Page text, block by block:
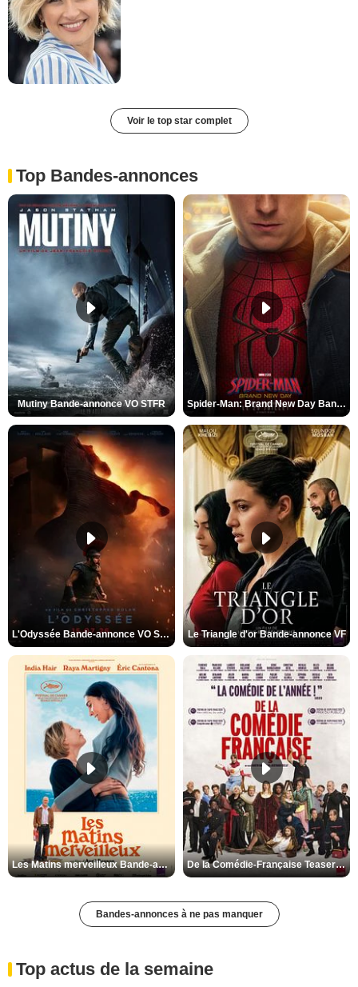
Voir le top star complet
Top Bandes-annonces
Mutiny Bande-annonce VO STFR Spider-Man: Brand New Day Bande-annonce VO STFR
L'Odyssée Bande-annonce VO STFR Le Triangle d'or Bande-annonce VF
Les Matins merveilleux Bande-annonce VF De la Comédie-Française Teaser VF
Bandes-annonces à ne pas manquer
Top actus de la semaine